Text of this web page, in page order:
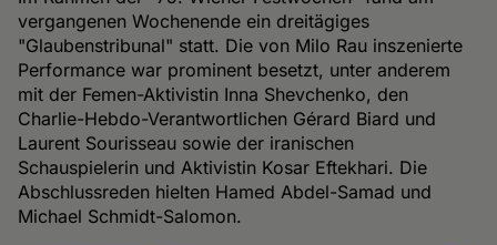
vergangenen Wochenende ein dreitägiges
"Glaubenstribunal" statt. Die von Milo Rau inszenierte
Performance war prominent besetzt, unter anderem
mit der Femen-Aktivistin Inna Shevchenko, den
Charlie-Hebdo-Verantwortlichen Gérard Biard und
Laurent Sourisseau sowie der iranischen
Schauspielerin und Aktivistin Kosar Eftekhari. Die
Abschlussreden hielten Hamed Abdel-Samad und
Michael Schmidt-Salomon.